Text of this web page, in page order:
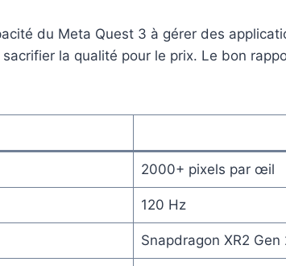
du Meta Quest 3 à gérer des
la qualité pour le prix. Le bon
2000+ pixels par œil
120 Hz
Snapdragon XR2 Gen